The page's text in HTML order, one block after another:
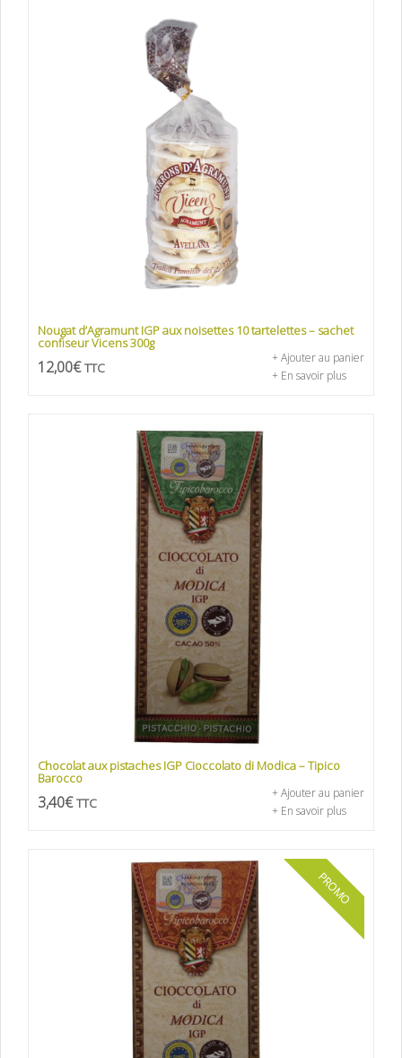
Nougat d’Agramunt IGP aux noisettes 10 tartelettes – sachet
confiseur Vicens 300g
12,00€ TTC
+ Ajouter au panier
+ En savoir plus
Chocolat aux pistaches IGP Cioccolato di Modica – Tipico
Barocco
3,40€ TTC
+ Ajouter au panier
+ En savoir plus
PROMO